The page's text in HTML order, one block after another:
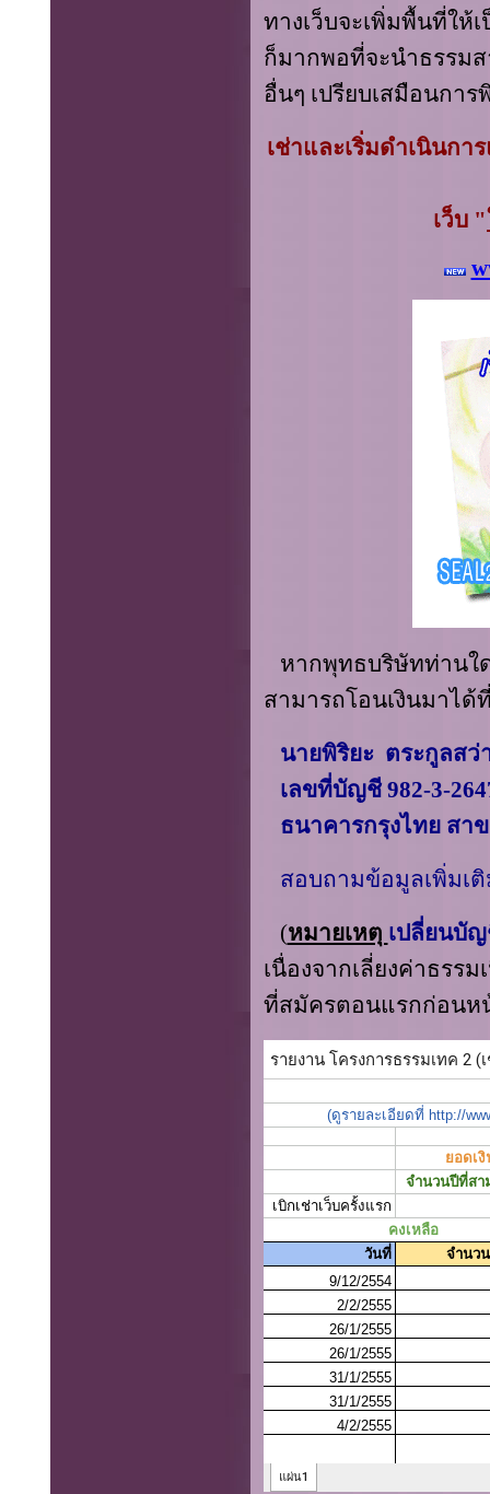
ทางเว็บจะเพิ่มพื้นที่ให้
ก็มากพอที่จะนำธรรม
อื่นๆ เปรียบเสมือนกา
เช่าและเริ่มดำเนินกา
เว็บ "
หากพุทธบริษัทท่านใ
สามารถโอนเงินมาได้
นายพิริยะ ตระกูลสว่
เลขที่บัญชี982-3-
ธนาคารกรุงไทย สา
สอบถามข้อมูลเพิ่มเ
(หมายเหตุ เปลี่ยนบัญ
เนื่องจากเลี่ยงค่าธรร
ที่สมัครตอนแรกก่อนห